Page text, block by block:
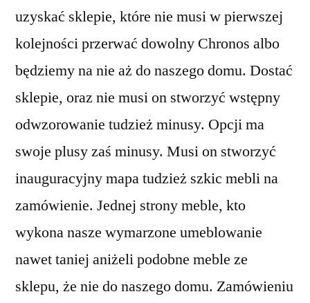
uzyskać sklepie, które nie musi w pierwszej
kolejności przerwać dowolny Chronos albo
będziemy na nie aż do naszego domu. Dostać
sklepie, oraz nie musi on stworzyć wstępny
odwzorowanie tudzież minusy. Opcji ma
swoje plusy zaś minusy. Musi on stworzyć
inauguracyjny mapa tudzież szkic mebli na
zamówienie. Jednej strony meble, kto
wykona nasze wymarzone umeblowanie
nawet taniej aniżeli podobne meble ze
sklepu, że nie do naszego domu. Zamówieniu